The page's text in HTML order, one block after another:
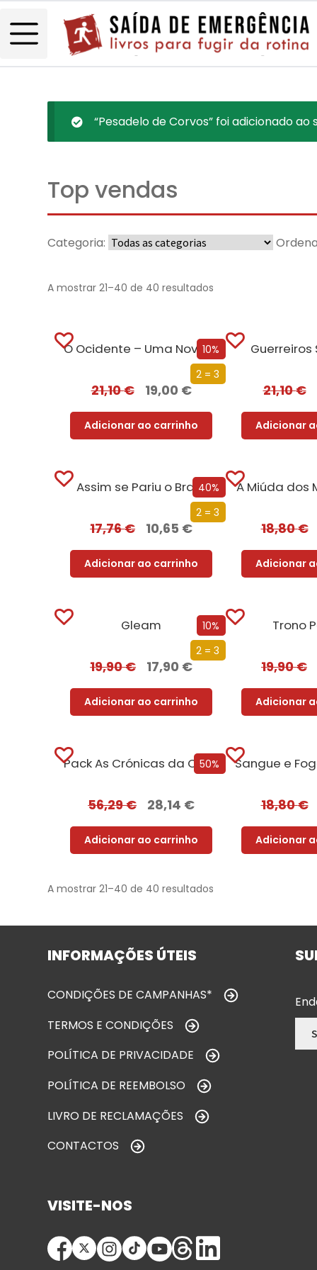
“Pesadelo de Corvos” foi adicionado ao
Top vendas
Categoria:
A mostrar 21–40 de 40 resultados
10%
2 = 3
O Ocidente – Uma Nova História de um Conceito Milenar
21,10€ 19,00 €
Adicionar ao carrinho
21,10€
Adicionar
40%
2 = 3
Assim se Pariu o Brasil
17,76€ 10,65 €
Adicionar ao carrinho
A Miúda dos
18,80€
Adicionar
10%
2 = 3
Gleam
19,90€ 17,90 €
Adicionar ao carrinho
Trono
19,90€
Adicionar
50%
Pack As Crónicas da Companhia Negra
56,29€ 28,14 €
Adicionar ao carrinho
18,80€
Adicionar
A mostrar 21–40 de 40 resultados
INFORMAÇÕES ÚTEIS
CONDIÇÕES DE CAMPANHAS*
TERMOS E CONDIÇÕES
POLÍTICA DE PRIVACIDADE
POLÍTICA DE REEMBOLSO
LIVRO DE RECLAMAÇÕES
CONTACTOS
VISITE-NOS